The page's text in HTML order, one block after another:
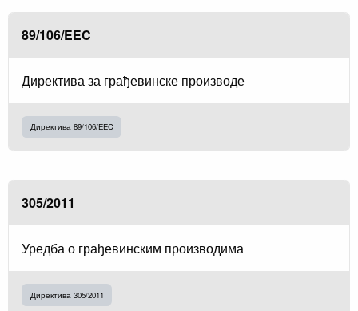
89/106/EEC
Директива за грађевинске производе
Директива 89/106/EEC
305/2011
Уредба о грађевинским производима
Директива 305/2011